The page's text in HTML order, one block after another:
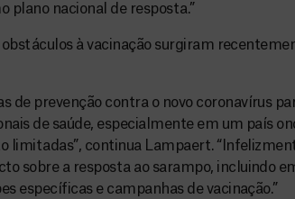
plano nacional de resposta.”
à vacinação surgiram
de prevenção contra o novo coronavírus
de saúde, especialmente em um país
limitadas”, continua Lampaert.
sobre a resposta ao sarampo, incluindo
específicas e campanhas de vacinação.”